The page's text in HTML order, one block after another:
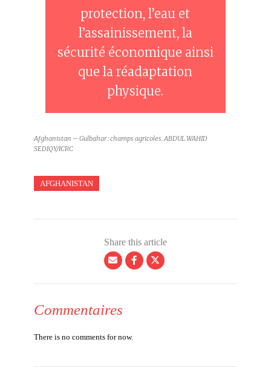
protection, l’eau et
l’assainissement, la
sécurité économique ainsi
que la réadaptation
physique.
Afghanistan – Gulbahar : champs agricoles. ABDUL WAHID
SEDIQY/ICRC
AFGHANISTAN
Share this article
Commentaires
There is no comments for now.